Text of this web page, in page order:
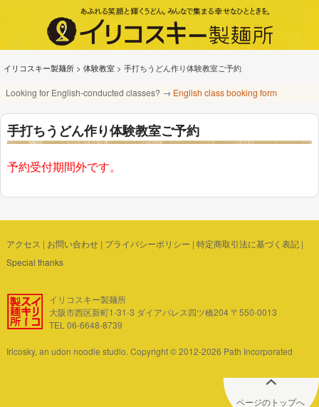
イリコスキー製麺所 > 体験教室 > 手打ちうどん作り体験教室ご予約
Looking for English-conducted classes? → English class booking form
手打ちうどん作り体験教室ご予約
予約受付期間外です。
アクセス | お問い合わせ| プライバシーポリシー | 特定商取引法に基づく表記|
Special thanks
イリコスキー製麺所
大阪市西区新町1-31-3 ダイアパレス四ツ橋204 〒550-0013
TEL 06-6648-8739
Iricosky, an udon noodle studio. Copyright © 2012-2026 Path Incorporated
ページのトップへ